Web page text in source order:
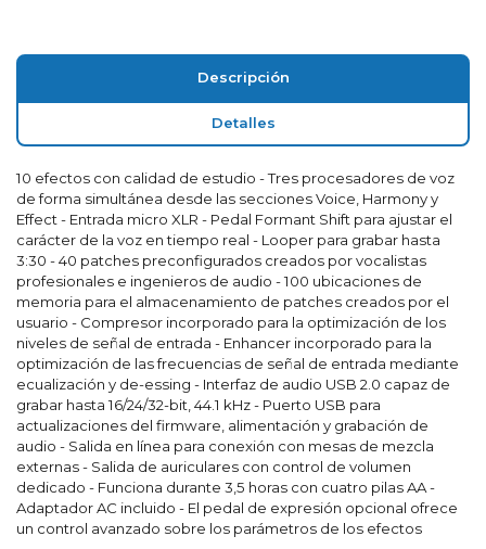
Descripción
Detalles
10 efectos con calidad de estudio - Tres procesadores de voz
de forma simultánea desde las secciones Voice, Harmony y
Effect - Entrada micro XLR - Pedal Formant Shift para ajustar el
carácter de la voz en tiempo real - Looper para grabar hasta
3:30 - 40 patches preconfigurados creados por vocalistas
profesionales e ingenieros de audio - 100 ubicaciones de
memoria para el almacenamiento de patches creados por el
usuario - Compresor incorporado para la optimización de los
niveles de señal de entrada - Enhancer incorporado para la
optimización de las frecuencias de señal de entrada mediante
ecualización y de-essing - Interfaz de audio USB 2.0 capaz de
grabar hasta 16/24/32-bit, 44.1 kHz - Puerto USB para
actualizaciones del firmware, alimentación y grabación de
audio - Salida en línea para conexión con mesas de mezcla
externas - Salida de auriculares con control de volumen
dedicado - Funciona durante 3,5 horas con cuatro pilas AA -
Adaptador AC incluido - El pedal de expresión opcional ofrece
un control avanzado sobre los parámetros de los efectos